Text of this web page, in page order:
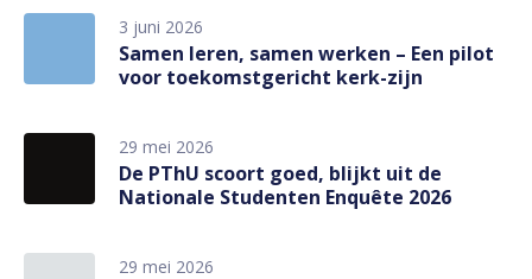
3 juni 2026
Samen leren, samen werken – Een pilot
voor toekomstgericht kerk-zijn
29 mei 2026
De PThU scoort goed, blijkt uit de
Nationale Studenten Enquête 2026
29 mei 2026